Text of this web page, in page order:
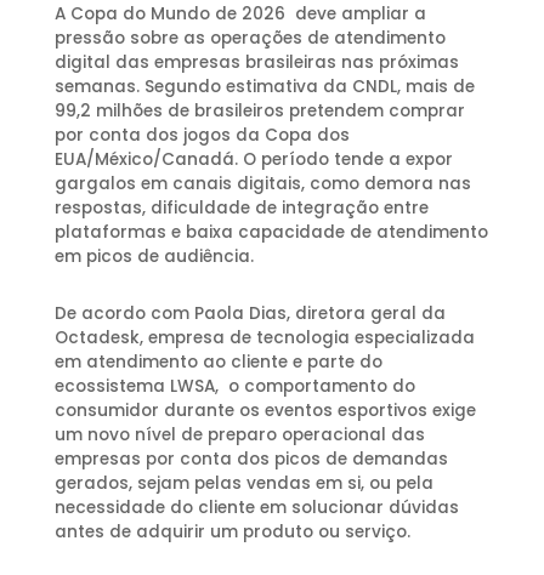
A Copa do Mundo de 2026 deve ampliar a
pressão sobre as operações de atendimento
digital das empresas brasileiras nas próximas
semanas. Segundo estimativa da CNDL, mais de
99,2 milhões de brasileiros pretendem comprar
por conta dos jogos da Copa dos
EUA/México/Canadá. O período tende a expor
gargalos em canais digitais, como demora nas
respostas, dificuldade de integração entre
plataformas e baixa capacidade de atendimento
em picos de audiência.
De acordo com Paola Dias, diretora geral da
Octadesk, empresa de tecnologia especializada
em atendimento ao cliente e parte do
ecossistema LWSA, o comportamento do
consumidor durante os eventos esportivos exige
um novo nível de preparo operacional das
empresas por conta dos picos de demandas
gerados, sejam pelas vendas em si, ou pela
necessidade do cliente em solucionar dúvidas
antes de adquirir um produto ou serviço.